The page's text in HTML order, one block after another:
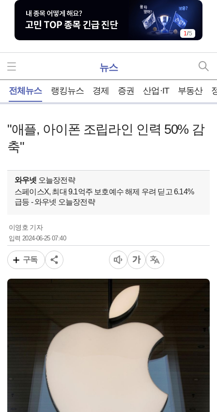
1/5
뉴스
전체뉴스 랭킹뉴스 경제 증권 산업·IT 부동산
"애플, 아이폰 조립라인 인력 50% 감
축"
와우넷 오늘장전략
스페이스X, 최대 9.1억주 보호예수 해제 우려 딛고 6.14%
급등 - 와우넷 오늘장전략
이영호 기자
입력2024-06-25 07:40
구독